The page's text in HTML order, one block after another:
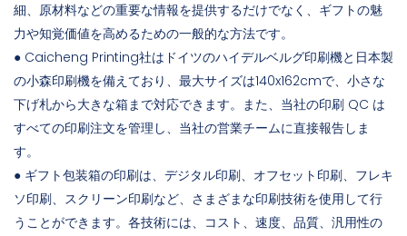
細、原材料などの重要な情報を提供するだけでなく、ギフトの魅
力や知覚価値を高めるための一般的な方法です。
● Caicheng Printing社はドイツのハイデルベルグ印刷機と日本製
の小森印刷機を備えており、最大サイズは140x162cmで、小さな
下げ札から大きな箱まで対応できます。また、当社の印刷 QC は
すべての印刷注文を管理し、当社の営業チームに直接報告しま
す。
● ギフト包装箱の印刷は、デジタル印刷、オフセット印刷、フレキ
ソ印刷、スクリーン印刷など、さまざまな印刷技術を使用して行
うことができます。各技術には、コスト、速度、品質、汎用性の